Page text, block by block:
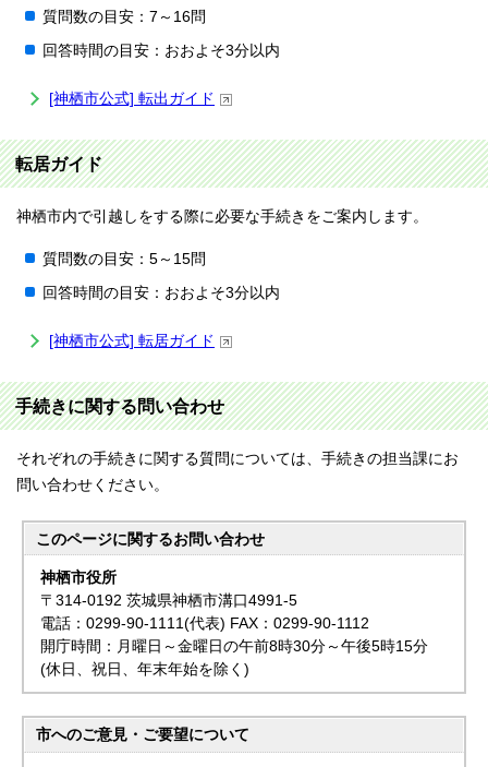
質問数の目安：7～16問
回答時間の目安：おおよそ3分以内
[神栖市公式] 転出ガイド
転居ガイド
神栖市内で引越しをする際に必要な手続きをご案内します。
質問数の目安：5～15問
回答時間の目安：おおよそ3分以内
[神栖市公式] 転居ガイド
手続きに関する問い合わせ
それぞれの手続きに関する質問については、手続きの担当課にお
問い合わせください。
このページに関するお問い合わせ
神栖市役所
〒314-0192 茨城県神栖市溝口4991-5
電話：0299-90-1111(代表) FAX：0299-90-1112
開庁時間：月曜日～金曜日の午前8時30分～午後5時15分
(休日、祝日、年末年始を除く)
市へのご意見・ご要望について